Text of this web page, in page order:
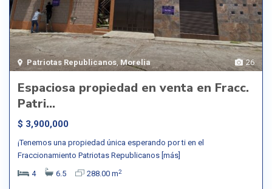
26
Patriotas Republicanos,Morelia
Espaciosa propiedad en venta en Fracc.
Patri...
$ 3,900,000
¡Tenemos una propiedad única esperando por ti en el
Fraccionamiento Patriotas Republicanos [más]
4
6.5 288.00 m2